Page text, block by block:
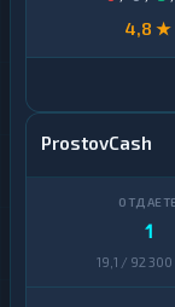
4,8 ★
ProstovCash
1
19,1 / 92